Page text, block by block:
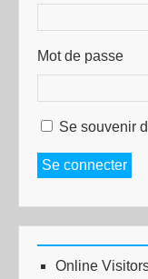
Mot de passe
Se souvenir
Se connecter
Online